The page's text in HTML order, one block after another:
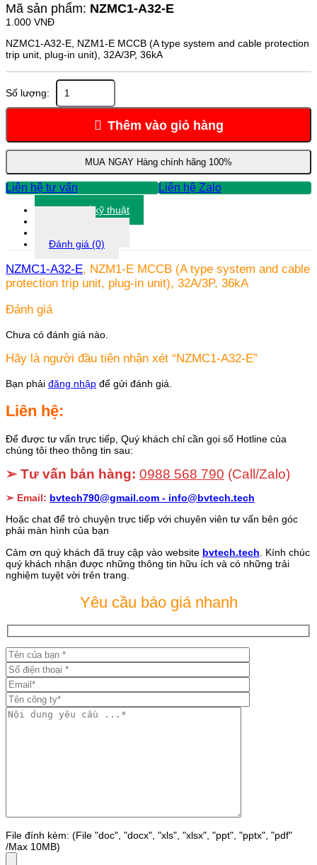
Mã sản phẩm: NZMC1-A32-E
1.000 VNĐ
NZMC1-A32-E, NZM1-E MCCB (A type system and cable protection
trip unit, plug-in unit), 32A/3P, 36kA
NZMC1-
A32-
E
Thêm vào giỏ hàng
MUA NGAY Hàng chính hãng 100%
Liên hệ tư vấn Liên hệ Zalo
Thông số kỹ thuật
Đánh giá (0)
NZMC1-A32-E, NZM1-E MCCB (A type system and cable
protection trip unit, plug-in unit), 32A/3P, 36kA
Đánh giá
Chưa có đánh giá nào.
Hãy là người đầu tiên nhận xét “NZMC1-A32-E”
Bạn phải đăng nhập để gửi đánh giá.
Liên hệ:
Để được tư vấn trực tiếp, Quý khách chỉ cần gọi số Hotline của
chúng tôi theo thông tin sau:
➢ Tư vấn bán hàng: 0988 568 790 (Call/Zalo)
➢ Email: bvtech790@gmail.com - info@bvtech.tech
Hoặc chat để trò chuyện trực tiếp với chuyên viên tư vấn bên góc
phải màn hình của bạn
Cảm ơn quý khách đã truy cập vào website bvtech.tech . Kính chúc
quý khách nhận được những thông tin hữu ích và có những trải
nghiệm tuyệt vời trên trang.
Yêu cầu báo giá nhanh
File đính kèm: (File "doc", "docx", "xls", "xlsx", "ppt", "pptx", "pdf"
/Max 10MB)